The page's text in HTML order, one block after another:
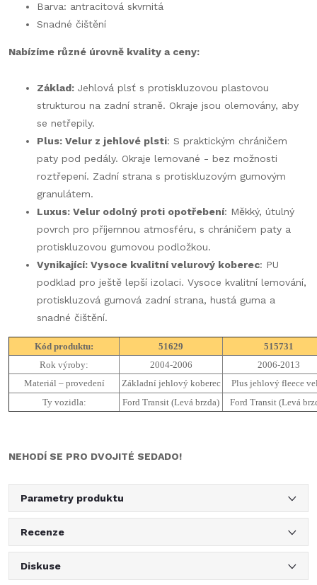
Barva: antracitová skvrnitá
Snadné čištění
Nabízíme různé úrovně kvality a ceny:
Základ: Jehlová plsť s protiskluzovou plastovou
strukturou na zadní straně. Okraje jsou olemovány, aby
se netřepily.
Plus: Velur z jehlové plsti: S praktickým chráničem
paty pod pedály. Okraje lemované - bez možnosti
roztřepení. Zadní strana s protiskluzovým gumovým
granulátem.
Luxus: Velur odolný proti opotřebení: Měkký, útulný
povrch pro příjemnou atmosféru, s chráničem paty a
protiskluzovou gumovou podložkou.
Vynikající: Vysoce kvalitní velurový koberec: PU
podklad pro ještě lepší izolaci. Vysoce kvalitní lemování,
protiskluzová gumová zadní strana, hustá guma a
snadné čištění.
Kód produktu: 51629
515731
Rok výroby:
2004-2006
2006-2013
Materiál – provedení
Základní jehlový koberec
Plus jehlový fleece
Ty vozidla:
Ford Transit (Levá brzda) Ford Transit (Levá
NEHODÍ SE PRO DVOJITÉ SEDADO!
Parametry produktu
Recenze
Diskuse